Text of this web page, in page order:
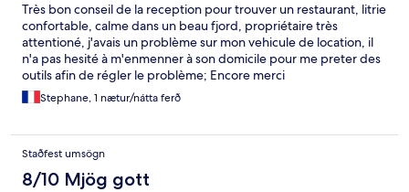
Très bon conseil de la reception pour trouver un restaurant, litrie
confortable, calme dans un beau fjord, propriétaire très
attentioné, j'avais un problème sur mon vehicule de location, il
n'a pas hesité à m'enmenner à son domicile pour me preter des
outils afin de régler le problème; Encore merci
Stephane, 1 nætur/nátta ferð
Staðfest umsögn
8/10 Mjög gott